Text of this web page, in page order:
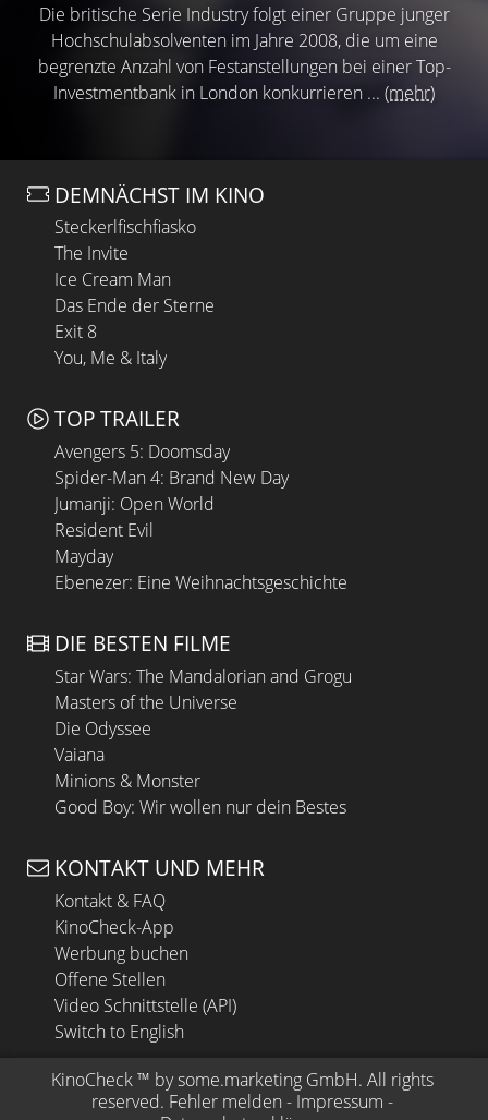
Die britische Serie Industry folgt einer Gruppe junger
Hochschulabsolventen im Jahre 2008, die um eine
begrenzte Anzahl von Festanstellungen bei einer Top-
Investmentbank in London konkurrieren ... (mehr)
DEMNÄCHST IM KINO
Steckerlfischfiasko
The Invite
Ice Cream Man
Das Ende der Sterne
Exit 8
You, Me & Italy
TOP TRAILER
Avengers 5: Doomsday
Spider-Man 4: Brand New Day
Jumanji: Open World
Resident Evil
Mayday
Ebenezer: Eine Weihnachtsgeschichte
DIE BESTEN FILME
Star Wars: The Mandalorian and Grogu
Masters of the Universe
Die Odyssee
Vaiana
Minions & Monster
Good Boy: Wir wollen nur dein Bestes
KONTAKT UND MEHR
Kontakt & FAQ
KinoCheck-App
Werbung buchen
Offene Stellen
Video Schnittstelle (API)
Switch to English
KinoCheck ™ by some.marketing GmbH. All rights
reserved. Fehler melden - Impressum -